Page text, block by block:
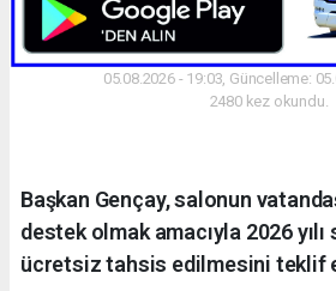
05.08.2026 - 19:03, Güncelleme:
2480 kez okundu.
Başkan Gençay, salonun
destek olmak amacıyla 2026
ücretsiz tahsis edilmesini teklif